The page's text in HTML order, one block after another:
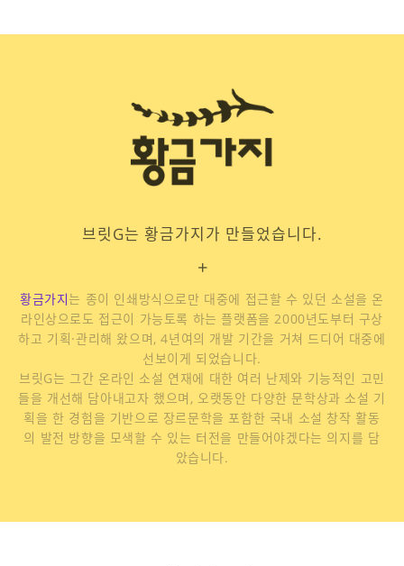
브릿G는 황금가지가 만들었습니다.
+
황금가지는 종이 인쇄방식으로만 대중에 접근할 수 있던 소설을 온
라인상으로도 접근이 가능토록 하는 플랫폼을 2000년도부터 구상
하고 기획·관리해 왔으며, 4년여의 개발 기간을 거쳐 드디어 대중에
선보이게 되었습니다.
브릿G는 그간 온라인 소설 연재에 대한 여러 난제와 기능적인 고민
들을 개선해 담아내고자 했으며, 오랫동안 다양한 문학상과 소설 기
획을 한 경험을 기반으로 장르문학을 포함한 국내 소설 창작 활동
의 발전 방향을 모색할 수 있는 터전을 만들어야겠다는 의지를 담
았습니다.